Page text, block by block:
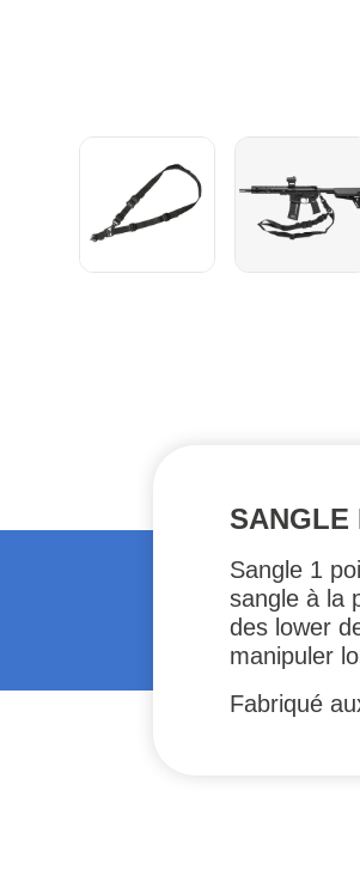
SANGLE
Sangle 1
sangle à la
des lower
manipuler
Fabriqué